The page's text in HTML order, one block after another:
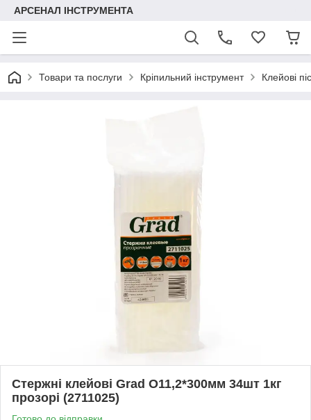
АРСЕНАЛ ІНСТРУМЕНТА
Товари та послуги Кріпильний інструмент Клейові
Стержні клейові Grad O11,2*300мм 34шт 1кг
прозорі (2711025)